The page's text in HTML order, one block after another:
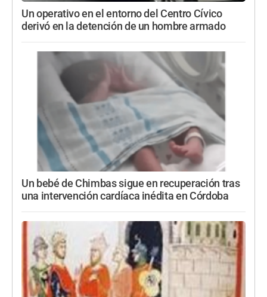
Un operativo en el entorno del Centro Cívico
derivó en la detención de un hombre armado
Un bebé de Chimbas sigue en recuperación tras
una intervención cardíaca inédita en Córdoba